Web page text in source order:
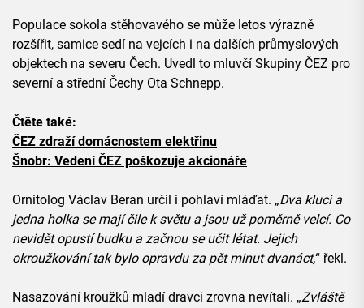
Populace sokola stěhovavého se může letos výrazně
rozšířit, samice sedí na vejcích i na dalších průmyslových
objektech na severu Čech. Uvedl to mluvčí Skupiny ČEZ pro
severní a střední Čechy Ota Schnepp.
Čtěte také:
ČEZ zdraží domácnostem elektřinu
Šnobr: Vedení ČEZ poškozuje akcionáře
Ornitolog Václav Beran určil i pohlaví mláďat. „Dva kluci a
jedna holka se mají čile k světu a jsou už poměrně velcí. Co
nevidět opustí budku a začnou se učit létat. Jejich
okroužkování tak bylo opravdu za pět minut dvanáct,“ řekl.
Nasazování kroužků mladí dravci zrovna nevítali. „Zvláště